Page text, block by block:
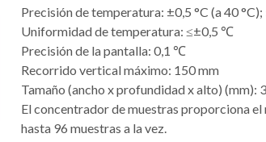
Precisión de temperatura: ±0,5 °C (a 40 °C);
Uniformidad de temperatura: ≤±0,5 ℃
Precisión de la pantalla: 0,1 ℃
Recorrido vertical máximo: 150 mm
Tamaño (ancho x profundidad x alto) (mm):
El concentrador de muestras proporciona
hasta 96 muestras a la vez.